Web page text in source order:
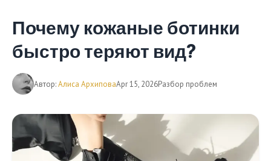
Почему кожаные ботинки
быстро теряют вид?
Автор:Алиса АрхиповаApr 15, 2026Разбор проблем